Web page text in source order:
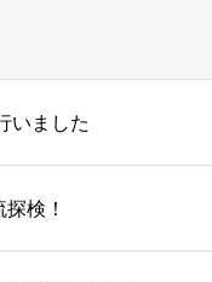
いました
検！